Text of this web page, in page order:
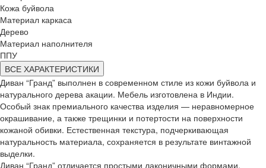
Кожа буйвола
Материал каркаса
Дерево
Материал наполнителя
ППУ
ВСЕ ХАРАКТЕРИСТИКИ
Диван “Гранд” выполнен в современном стиле из кожи буйвола и
натурального дерева акации. Мебель изготовлена в Индии.
Особый знак премиального качества изделия — неравномерное
окрашивание, а также трещинки и потертости на поверхности
кожаной обивки. Естественная текстура, подчеркивающая
натуральность материала, сохраняется в результате винтажной
выделки.
Диван “Гранд” отличается простыми лаконичными формами,